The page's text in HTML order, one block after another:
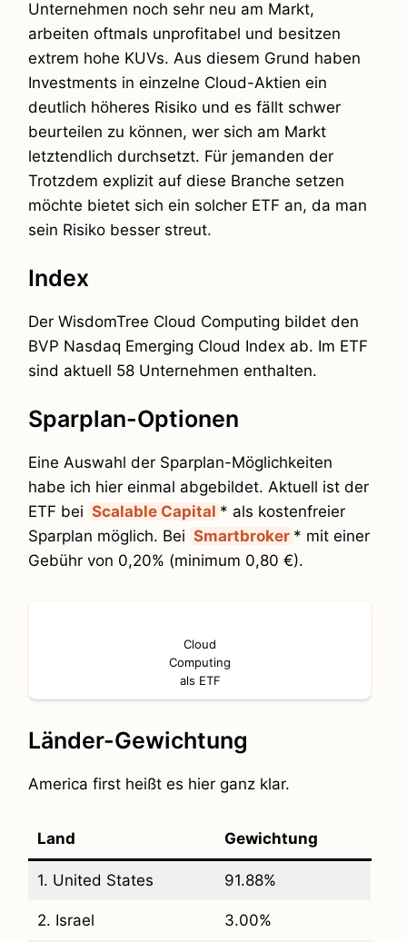
Unternehmen noch sehr neu am Markt,
arbeiten oftmals unprofitabel und besitzen
extrem hohe KUVs. Aus diesem Grund haben
Investments in einzelne Cloud-Aktien ein
deutlich höheres Risiko und es fällt schwer
beurteilen zu können, wer sich am Markt
letztendlich durchsetzt. Für jemanden der
Trotzdem explizit auf diese Branche setzen
möchte bietet sich ein solcher ETF an, da man
sein Risiko besser streut.
Index
Der WisdomTree Cloud Computing bildet den
BVP Nasdaq Emerging Cloud Index ab. Im ETF
sind aktuell 58 Unternehmen enthalten.
Sparplan-Optionen
Eine Auswahl der Sparplan-Möglichkeiten
habe ich hier einmal abgebildet. Aktuell ist der
ETF bei Scalable Capital * als kostenfreier
Sparplan möglich. Bei Smartbroker * mit einer
Gebühr von 0,20% (minimum 0,80 €).
Cloud
Computing
als ETF
Länder-Gewichtung
America first heißt es hier ganz klar.
Land Gewichtung
1. United States 91.88%
2. Israel 3.00%